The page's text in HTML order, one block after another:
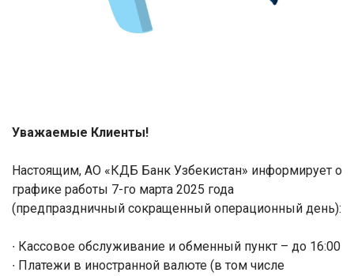
Уважаемые Клиенты!
Настоящим, АО «КДБ Банк Узбекистан» информирует о
графике работы 7-го марта 2025 года
(предпраздничный сокращенный операционный день):
∙ Кассовое обслуживание и обменный пункт – до 16:00
∙ Платежи в иностранной валюте (в том числе